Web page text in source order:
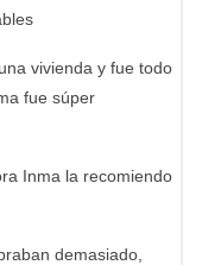
vivienda y fue todo
fue súper
Inma la recomiendo
demasiado,